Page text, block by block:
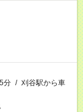
分 / 刈谷駅から車